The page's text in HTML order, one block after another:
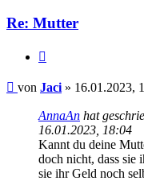
Re: Mutter
Beitrag
von Jaci » 16.01.2023,
AnnaAn hat
16.01.2023, 18:04
Kannt du deine
doch nicht, dass sie
sie ihr Geld noch